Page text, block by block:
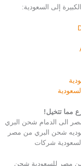
إلى السعودية:
مما تتخيل!
الى الدمام شحن البري
شحن البري من مصر
شركات
مصر للسعودية شحن